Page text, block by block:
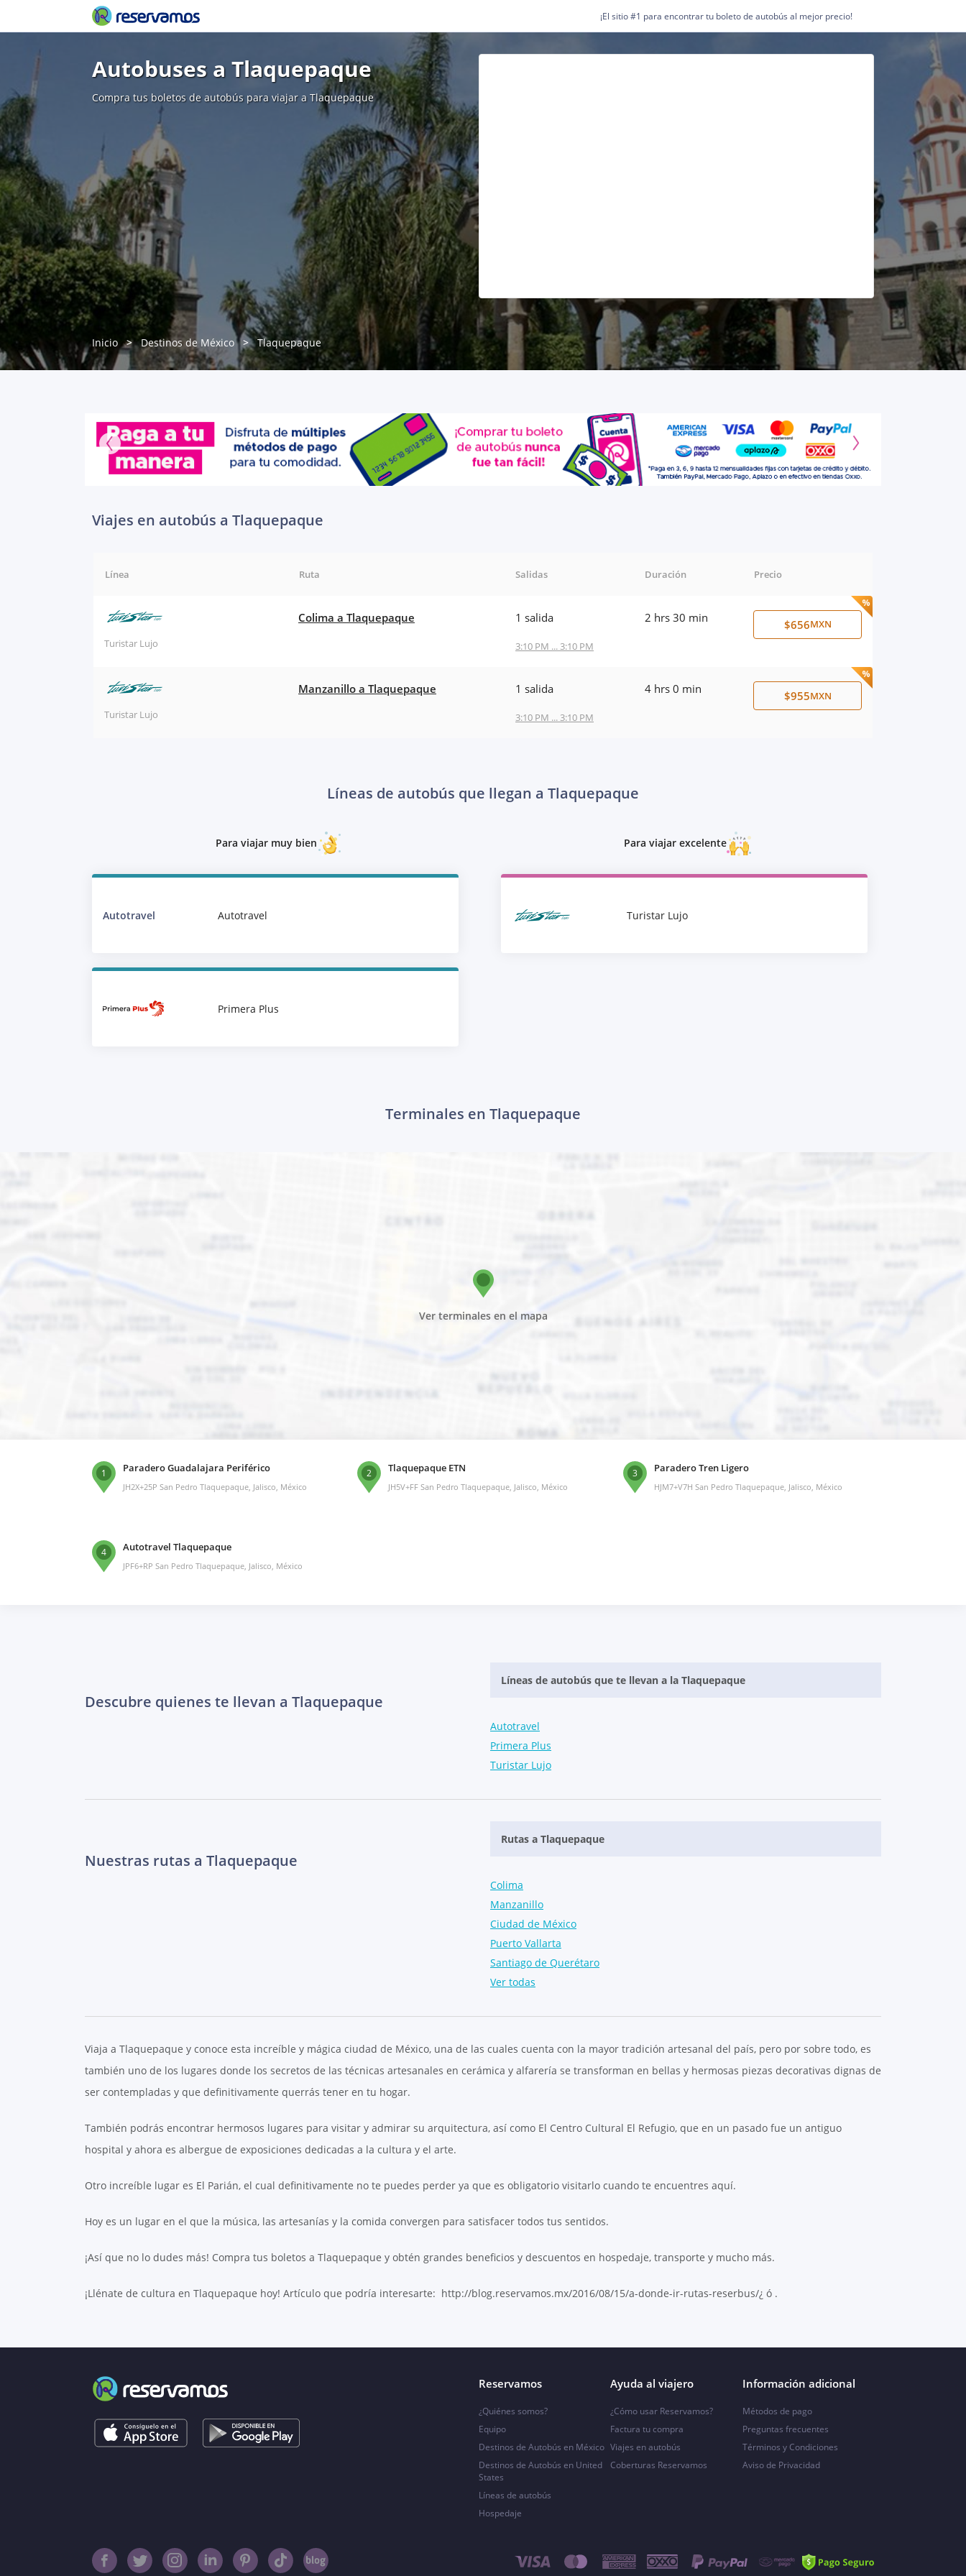
¡El sitio #1 para encontrar tu boleto de autobús al mejor precio!
Autobuses a Tlaquepaque
Compra tus boletos de autobús para viajar a Tlaquepaque
Inicio Destinos de México Tlaquepaque
Viajes en autobús a Tlaquepaque
Línea Ruta Salidas Duración Precio
Turistar Lujo
Colima a Tlaquepaque 1 salida
3:10 PM ... 3:10 PM
2 hrs 30 min $656MXN
Turistar Lujo
Manzanillo a Tlaquepaque 1 salida
3:10 PM ... 3:10 PM
4 hrs 0 min $955MXN
Líneas de autobús que llegan a Tlaquepaque
Para viajar muy bien
Autotravel Autotravel
Primera Plus
Para viajar excelente
Turistar Lujo
Terminales en Tlaquepaque
Ver terminales en el mapa
1 Paradero Guadalajara Periférico
JH2X+25P San Pedro Tlaquepaque, Jalisco, México
2 Tlaquepaque ETN
JH5V+FF San Pedro Tlaquepaque, Jalisco, México
3 Paradero Tren Ligero
HJM7+V7H San Pedro Tlaquepaque, Jalisco, México
4 Autotravel Tlaquepaque
JPF6+RP San Pedro Tlaquepaque, Jalisco, México
Descubre quienes te llevan a Tlaquepaque
Líneas de autobús que te llevan a la Tlaquepaque
Autotravel
Primera Plus
Turistar Lujo
Nuestras rutas a Tlaquepaque
Rutas a Tlaquepaque
Colima
Manzanillo
Ciudad de México
Puerto Vallarta
Santiago de Querétaro
Ver todas
Viaja a Tlaquepaque y conoce esta increíble y mágica ciudad de México, una de las cuales cuenta con la mayor tradición artesanal del país, pero por sobre todo, es
también uno de los lugares donde los secretos de las técnicas artesanales en cerámica y alfarería se transforman en bellas y hermosas piezas decorativas dignas de
ser contempladas y que definitivamente querrás tener en tu hogar.
También podrás encontrar hermosos lugares para visitar y admirar su arquitectura, así como El Centro Cultural El Refugio, que en un pasado fue un antiguo
hospital y ahora es albergue de exposiciones dedicadas a la cultura y el arte.
Otro increíble lugar es El Parián, el cual definitivamente no te puedes perder ya que es obligatorio visitarlo cuando te encuentres aquí.
Hoy es un lugar en el que la música, las artesanías y la comida convergen para satisfacer todos tus sentidos.
¡Así que no lo dudes más! Compra tus boletos a Tlaquepaque y obtén grandes beneficios y descuentos en hospedaje, transporte y mucho más.
¡Llénate de cultura en Tlaquepaque hoy! Artículo que podría interesarte: http://blog.reservamos.mx/2016/08/15/a-donde-ir-rutas-reserbus/¿ ó .
Reservamos
¿Quiénes somos?
Equipo
Destinos de Autobús en México
Destinos de Autobús en United
States
Líneas de autobús
Hospedaje
Ayuda al viajero
¿Cómo usar Reservamos?
Factura tu compra
Viajes en autobús
Coberturas Reservamos
Información adicional
Métodos de pago
Preguntas frecuentes
Términos y Condiciones
Aviso de Privacidad